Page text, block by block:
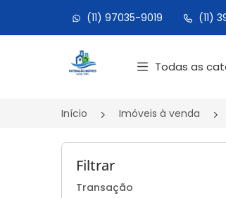
(11) 97035-9019 (11)
Página inicial
Todas as
Início Imóveis à venda
Filtrar
Transação